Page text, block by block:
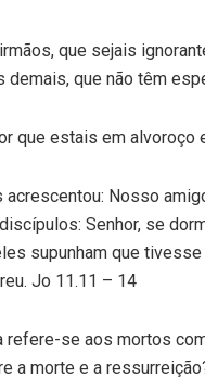
que sejais
que não têm
que estais em alvoroço
Nosso
Senhor, se
supunham que
Jo 11.11 – 14
refere-se aos mortos
a morte e a